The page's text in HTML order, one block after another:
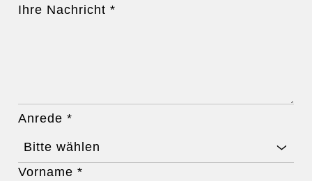
Ihre Nachricht *
Anrede *
Bitte wählen
Vorname *